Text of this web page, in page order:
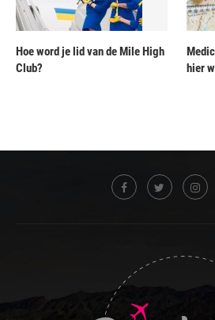
Hoe word je lid van de Mile High
Club?
hier